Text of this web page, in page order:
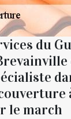
du
le march